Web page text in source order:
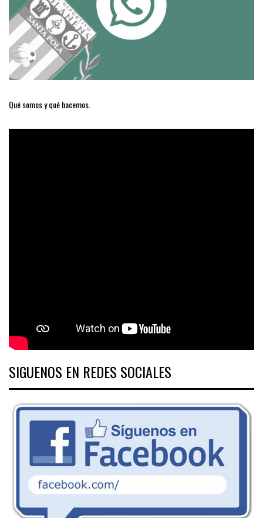
Qué somos y qué hacemos.
SIGUENOS EN REDES SOCIALES